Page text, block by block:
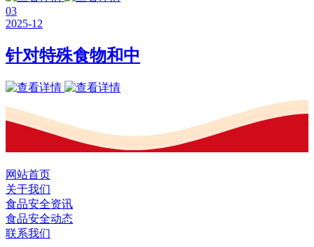
03
2025-12
针对特殊食物和中
网站首页
关于我们
食品安全资讯
食品安全动态
联系我们